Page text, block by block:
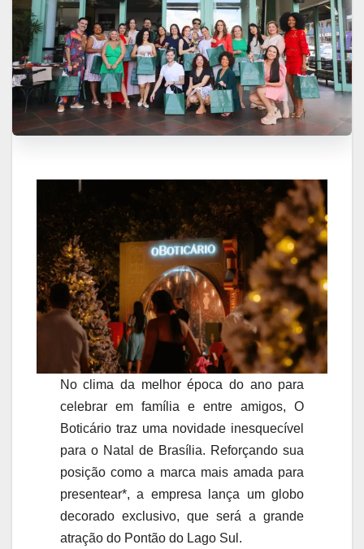
No clima da melhor época do ano para
celebrar em família e entre amigos, O
Boticário traz uma novidade inesquecível
para o Natal de Brasília. Reforçando sua
posição como a marca mais amada para
presentear*, a empresa lança um globo
decorado exclusivo, que será a grande
atração do Pontão do Lago Sul.